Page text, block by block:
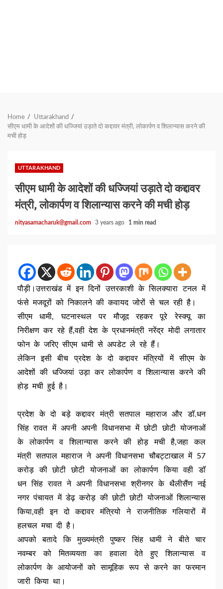
Home
Uttarakhand
सीएम धामी के आदेशों की धज्जियां उड़ाते दो कद्दावर मंत्री, लोकार्पण व शिलान्यास करने की
मची होड़
UTTARAKHAND
सीएम धामी के आदेशों की धज्जियां उड़ाते दो कद्दावर
मंत्री, लोकार्पण व शिलान्यास करने की मची होड़
nityasamacharuk@gmail.com 3 years ago 1 min read
पौड़ी।उत्तराखंड में इन दिनों उत्तरकाशी के सिलक्यारा टनल में
फंसे मजदूरों को निकालने की कवायद जोरों से चल रही है।
सीएम धामी, घटनास्थल पर मौजूद रहकर पूरे रेस्क्यू का
निरीक्षण कर रहे हैं,वही देश के प्रधानमंत्री नरेंद्र मोदी लगातार
फोन के जरिए सीएम धामी से अपडेट ले रहे हैं।
लेकिन इसी बीच प्रदेश के दो कद्दावर मंत्रियों में सीएम के
आदेशों की धज्जियां उड़ा कर लोकार्पण व शिलान्यास करने की
होड़ मची हुई है।
प्रदेश के दो बड़े कद्दावर मंत्री सतपाल महाराज और डॉ.धन
सिंह रावत में अपनी अपनी विधानसभा में छोटी छोटी योजनाओं
के लोकार्पण व शिलान्यास करने की होड़ मची है,जहा कल
मंत्री सतपाल महाराज ने अपनी विधानसभा चौबट्टाखाल में 57
करोड़ की छोटी छोटी योजनाओं का लोकार्पण किया वही डॉ
धन सिंह रावत ने अपनी विधानसभा श्रीनगर के थैलीसैंण नई
नगर पंचायत में डेढ़ करोड़ की छोटी छोटी योजनाओं शिलान्यास
किया,वही इन दो कद्दावर मंत्रियो ने राजनीतिक गलियारों में
हलचल मचा दी है।
आपको बतादे कि मुख्यमंत्री पुष्कर सिंह धामी ने बीते चार
नवम्बर को मितव्ययता का हवाला देते हुए शिलान्यास व
लोकार्पण के आयोजनों को सामूहिक रूप से करने का फरमान
जारी किया था।